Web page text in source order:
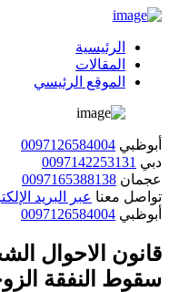
الرئيسية
المقالات
الموقع الرئيسي
أبوظبي 0097126584004
دبي 0097142253131
عجمان 0097165388138
تواصل معنا عبر البريد
أبوظبي 0097126584004
قانون الاحوال
سقوط النفقة